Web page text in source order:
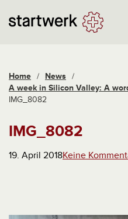
Home / News /
A week in Silicon Valley: A
IMG_8082
IMG_8082
19. April 2018Keine